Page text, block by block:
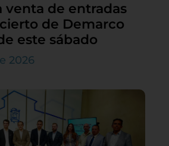
venta de entradas
de Demarco
este sábado
2026